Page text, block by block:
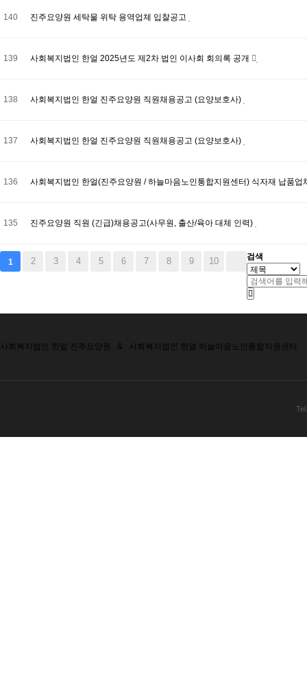
140 진주요양원 세탁물 위탁 용역업체 입찰공고
139 사회복지법인 한얼 2025년도 제2차 법인 이사회 회의록 공개
138 사회복지법인 한얼 진주요양원 직원채용공고 (요양보호사)
137 사회복지법인 한얼 진주요양원 직원채용공고 (요양보호사)
136 사회복지법인 한얼(진주요양원 / 하늘마음노인통합지원센터) 식자재 납품
135 진주요양원 직원 (긴급)채용공고(사무원, 출산/육아 대체 인력)
1 2 3 4 5 6 7 8 9 10 검색
사회복지법인 한얼 진주요양원 & 사회복지법인 한얼 하늘마음노인통합지원센터